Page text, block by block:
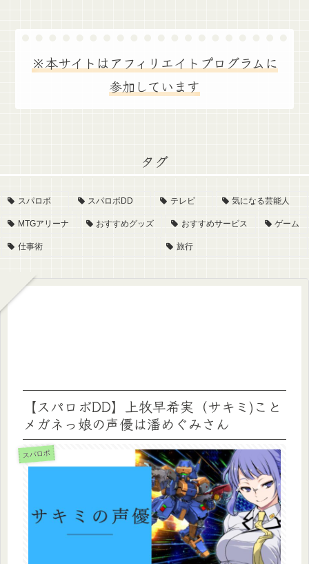
※本サイトはアフィリエイトプログラムに
参加しています
タグ
スパロボ スパロボDD テレビ 気になる芸能人
MTGアリーナ おすすめグッズ おすすめサービス ゲーム
仕事術 旅行
【スパロボDD】上牧早希実（サキミ)こと
メガネっ娘の声優は潘めぐみさん
スパロボ